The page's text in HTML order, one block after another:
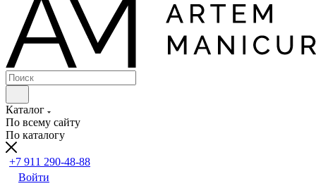
Каталог
По всему сайту
По каталогу
+7 911 290-48-88
Войти